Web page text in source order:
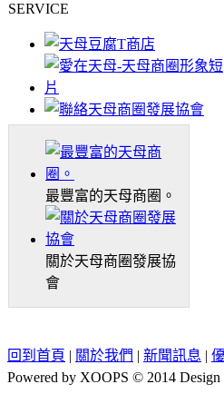
SERVICE
最豐富的天母商圈。
關於天母商圈發展協
會
回到首頁 | 關於我們 | 新聞訊息 |
Powered by XOOPS © 2014 Design